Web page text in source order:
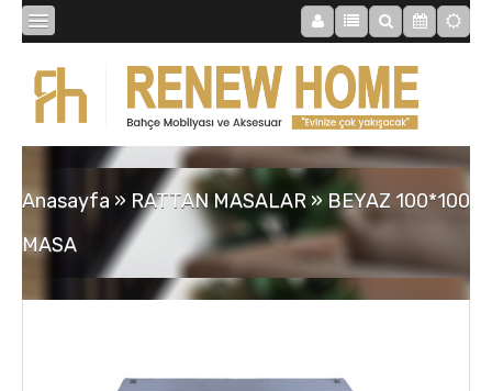
BİBLOLAR
MOBİLYALAR
Anasayfa » RATTAN MASALAR » BEYAZ 100*100
MASA